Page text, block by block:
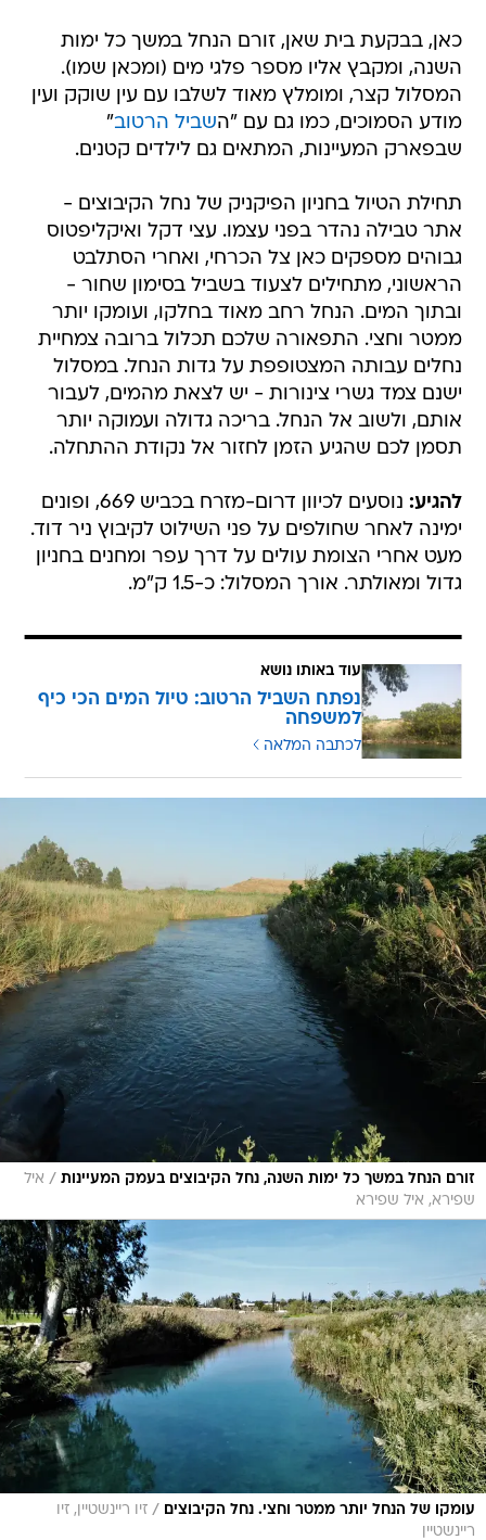
כאן, בבקעת בית שאן, זורם הנחל במשך כל ימות
השנה, ומקבץ אליו מספר פלגי מים (ומכאן שמו).
המסלול קצר, ומומלץ מאוד לשלבו עם עין שוקק ועין
מודע הסמוכים, כמו גם עם "השביל הרטוב"
שבפארק המעיינות, המתאים גם לילדים קטנים.
תחילת הטיול בחניון הפיקניק של נחל הקיבוצים -
אתר טבילה נהדר בפני עצמו. עצי דקל ואיקליפטוס
גבוהים מספקים כאן צל הכרחי, ואחרי הסתלבט
הראשוני, מתחילים לצעוד בשביל בסימון שחור -
ובתוך המים. הנחל רחב מאוד בחלקו, ועומקו יותר
ממטר וחצי. התפאורה שלכם תכלול ברובה צמחיית
נחלים עבותה המצטופפת על גדות הנחל. במסלול
ישנם צמד גשרי צינורות - יש לצאת מהמים, לעבור
אותם, ולשוב אל הנחל. בריכה גדולה ועמוקה יותר
תסמן לכם שהגיע הזמן לחזור אל נקודת ההתחלה.
להגיע:
נוסעים לכיוון דרום-מזרח בכביש 669, ופונים
ימינה לאחר שחולפים על פני השילוט לקיבוץ ניר דוד.
מעט אחרי הצומת עולים על דרך עפר ומחנים בחניון
גדול ומאולתר. אורך המסלול: כ-1.5 ק"מ.
עוד באותו נושא
נפתח השביל הרטוב: טיול המים הכי כיף
למשפחה
לכתבה המלאה
זורם הנחל במשך כל ימות השנה, נחל הקיבוצים בעמק המעיינות / איל
שפירא, איל שפירא
עומקו של הנחל יותר ממטר וחצי. נחל הקיבוצים / זיו ריינשטיין, זיו
ריינשטיין